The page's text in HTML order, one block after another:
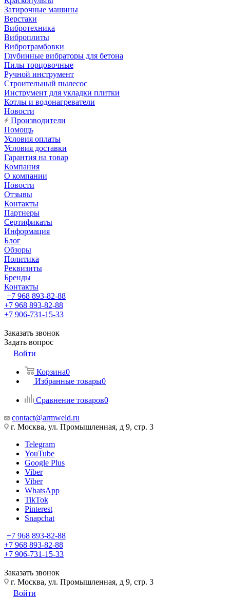
Затирочные машины
Верстаки
Вибротехника
Виброплиты
Вибротрамбовки
Глубинные вибраторы для бетона
Пилы торцовочные
Ручной инструмент
Строительный пылесос
Инструмент для укладки плитки
Котлы и водонагреватели
Новости
Производители
Помощь
Условия оплаты
Условия доставки
Гарантия на товар
Компания
О компании
Новости
Отзывы
Контакты
Партнеры
Сертификаты
Информация
Блог
Обзоры
Политика
Реквизиты
Бренды
Контакты
+7 968 893-82-88
+7 968 893-82-88
+7 906-731-15-33
Заказать звонок
Задать вопрос
Войти
Корзина0
Избранные товары0
Сравнение товаров0
contact@armweld.ru
г. Москва, ул. Промышленная, д 9, стр. 3
Telegram
YouTube
Google Plus
Viber
Viber
WhatsApp
TikTok
Pinterest
Snapchat
+7 968 893-82-88
+7 968 893-82-88
+7 906-731-15-33
Заказать звонок
г. Москва, ул. Промышленная, д 9, стр. 3
Войти